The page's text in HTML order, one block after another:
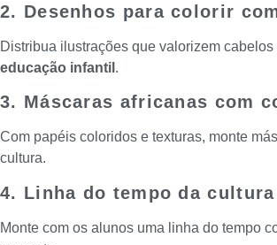
2. Desenhos para colorir
Distribua ilustrações que valorizem
educação infantil .
3. Máscaras africanas com
Com papéis coloridos e texturas, monte
cultura.
4. Linha do tempo da
Monte com os alunos uma linha do tempo